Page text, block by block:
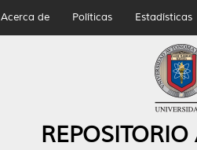
Acerca de Políticas Estadísticas